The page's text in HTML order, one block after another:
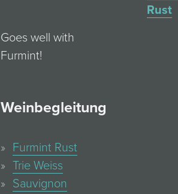
Goes well with
Furmint!
Weinbegleitung
Furmint Rust
Trie Weiss
Sauvignon
Rust